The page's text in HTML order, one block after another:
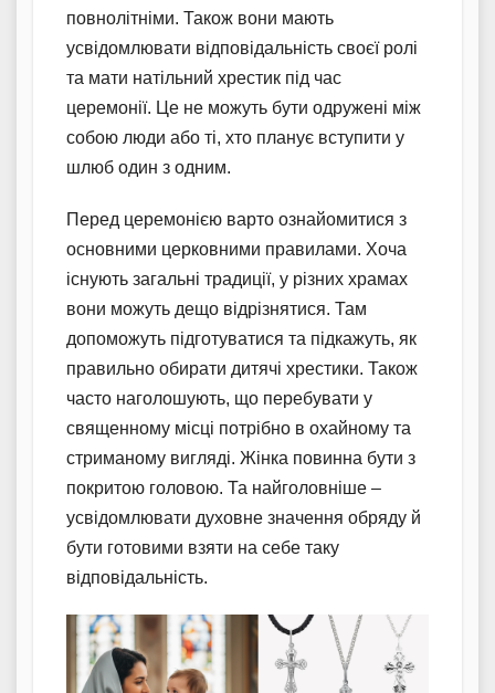
повнолітніми. Також вони мають
усвідомлювати відповідальність своєї ролі
та мати натільний хрестик під час
церемонії. Це не можуть бути одружені між
собою люди або ті, хто планує вступити у
шлюб один з одним.
Перед церемонією варто ознайомитися з
основними церковними правилами. Хоча
існують загальні традиції, у різних храмах
вони можуть дещо відрізнятися. Там
допоможуть підготуватися та підкажуть, як
правильно обирати дитячі хрестики. Також
часто наголошують, що перебувати у
священному місці потрібно в охайному та
стриманому вигляді. Жінка повинна бути з
покритою головою. Та найголовніше –
усвідомлювати духовне значення обряду й
бути готовими взяти на себе таку
відповідальність.